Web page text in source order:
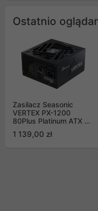
Ostatnio
Zasilacz Seasonic
VERTEX PX-1200
80Plus Platinum ATX 3.1
1 139,00 zł